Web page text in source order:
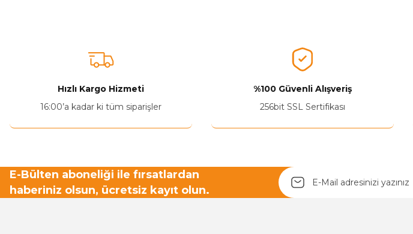
Ürün açıklamasında eksik bilgiler bulunuyor.
Hızlı Kargo Hizmeti
16:00’a kadar ki tüm siparişler
%100 Güvenli Alışveriş
256bit SSL Sertifikası
E-Bülten aboneliği ile fırsatlardan
haberiniz olsun, ücretsiz kayıt olun.